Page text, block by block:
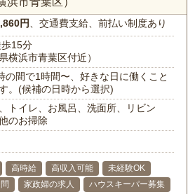
円 、交通費支給、前払い制度あり
15分
横浜市青葉区付近）
の間で1時間〜、好きな日に働くこと
。(候補の日時から選択)
トイレ、お風呂、洗面所、リビン
のお掃除
高時給 高収入可能
未経験OK
家政婦の求人
ハウスキーパー募集